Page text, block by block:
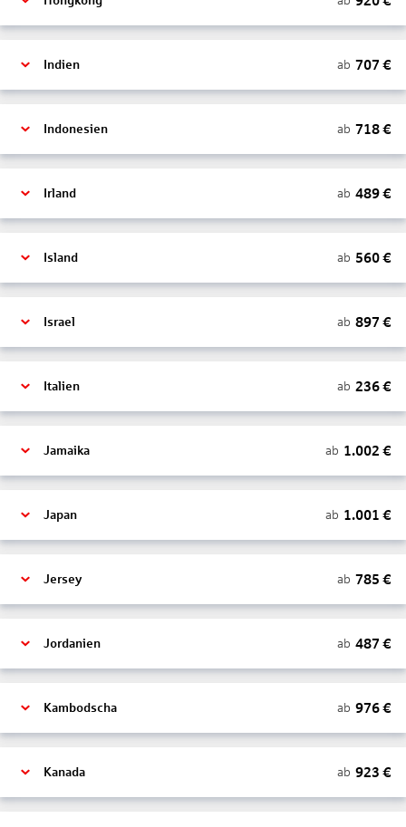
Indien ab 707 €
Indonesien ab 718€
Irland ab 489€
Island ab 560€
Israel ab 897 €
Italien ab 236€
Jamaika ab 1.002 €
Japan ab 1.001 €
Jersey ab 785 €
Jordanien ab 487 €
Kambodscha ab 976€
Kanada ab 923 €